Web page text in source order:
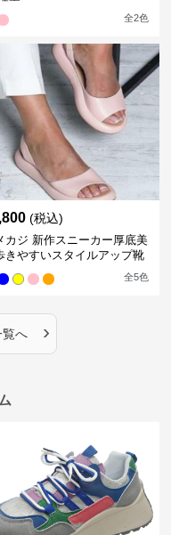
全2色
(税込)
カジ 新作スニーカー厚底美
きやすいスタイルアップ靴
全5色
覧へ ›